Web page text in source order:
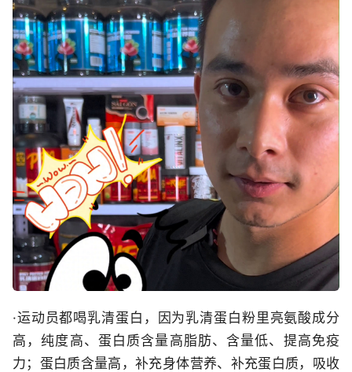
·运动员都喝乳清蛋白，因为乳清蛋白粉里亮氨酸成分
高，纯度高、蛋白质含量高脂肪、含量低、提高免疫
力；蛋白质含量高，补充身体营养、补充蛋白质，吸收